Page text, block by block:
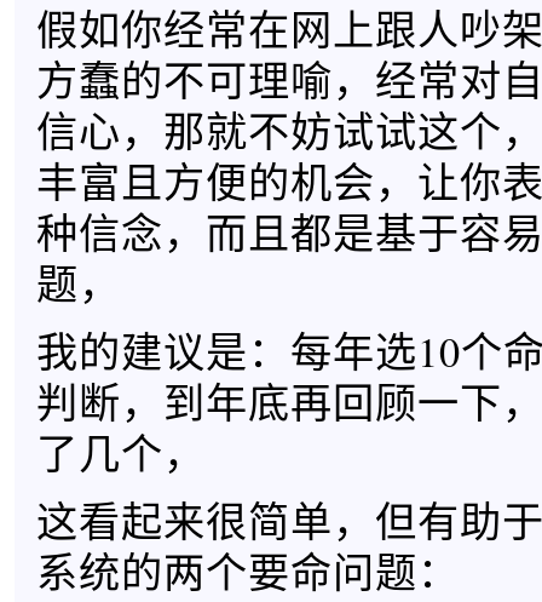
假如你经常在网上跟人吵
方蠢的不可理喻，经常对
信心，那就不妨试试这个
丰富且方便的机会，让你
种信念，而且都是基于容
题，
我的建议是：每年选10个
判断，到年底再回顾一下
了几个，
这看起来很简单，但有助
系统的两个要命问题：